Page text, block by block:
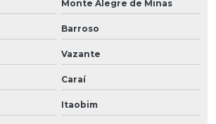
Monte Alegre de Minas
Barroso
Vazante
Caraí
Itaobim